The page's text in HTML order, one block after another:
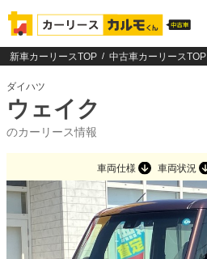
新車カーリースTOP 中古車カーリースTOP
ダイハツ
ウェイク
のカーリース情報
車両仕様 車両状況